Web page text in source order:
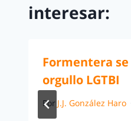
interesar:
Formentera
orgullo LGTBI
Por J.J. González Haro